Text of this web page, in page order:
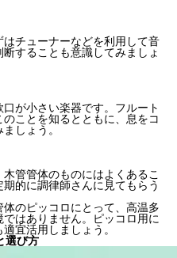
チューナーなどを利用して音
することも意識してみましょ
が小さい楽器です。フルート
ことを知るとともに、息をコ
しょう。
管管体のものにはよくあるこ
的に調律師さんに見てもらう
のピッコロにとって、高温多
はありません。ピッコロ用に
宜活用しましょう。
選び方